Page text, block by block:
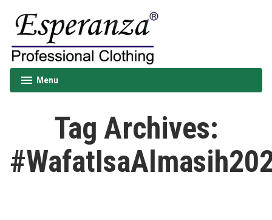
content
Esperanza
Menu
expanded
collapsed
Tag Archives: